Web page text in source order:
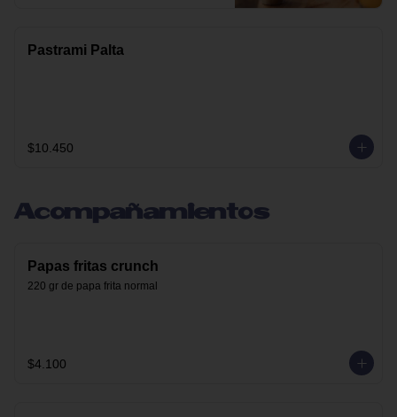
Pastrami Palta
$10.450
Acompañamientos
Papas fritas crunch
220 gr de papa frita normal
$4.100